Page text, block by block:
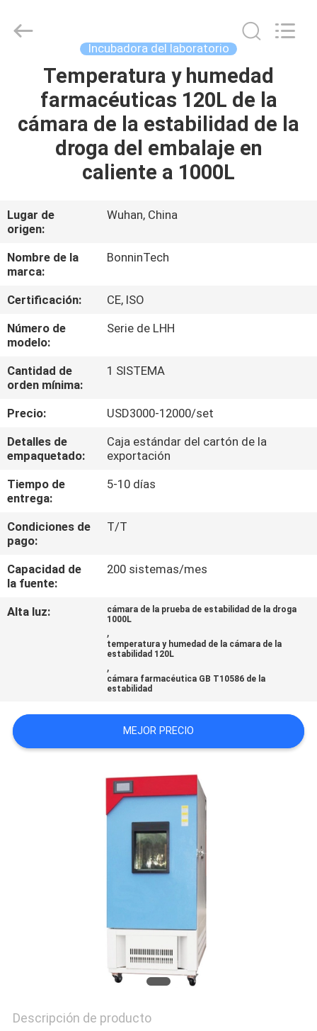
HOGAR
PRODUCTOS
SOBRE
NOSOTROS
VIAJE
DE
LA
FÁBRICA
DE
CALIDAD
ÉNTRENOS
CONTACTO
CON
PIDA
DEL
SITIO
Wuhan
Bonnin
Incubadora del laboratorio
Temperatura y humedad
farmacéuticas 120L de la
cámara de la estabilidad de la
droga del embalaje en
caliente a 1000L
Lugar de
origen:
Wuhan, China
Nombre de la
marca:
BonninTech
Certificación:
CE, ISO
Número de
modelo:
Serie de LHH
Cantidad de
orden mínima:
1 SISTEMA
Precio:
USD3000-12000/set
Detalles de
empaquetado:
Caja estándar del cartón de la
exportación
Tiempo de
entrega:
5-10 días
Condiciones de
pago:
T/T
Capacidad de
la fuente:
200 sistemas/mes
Alta luz:
cámara de la prueba de estabilidad de la droga
1000L
,
temperatura y humedad de la cámara de la
estabilidad 120L
,
cámara farmacéutica GB T10586 de la
estabilidad
MEJOR PRECIO
Descripción de producto